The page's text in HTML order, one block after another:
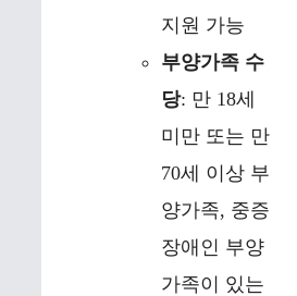
지원 가능
부양가족 수
당: 만 18세
미만 또는 만
70세 이상 부
양가족, 중증
장애인 부양
가족이 있는